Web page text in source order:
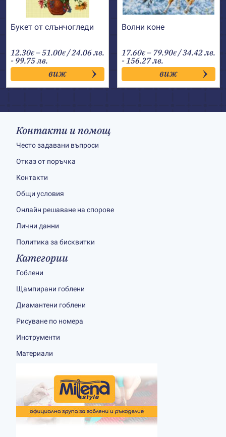
Букет от слънчогледи
12.30€ –51.00€Price
range:
12.30€
through
51.00€
/ 24.06 лв.
- 99.75 лв.
виж
Волни коне
17.60€ – 79.90€Price
range:
17.60€
through
79.90€
/ 34.42 лв.
- 156.27 лв.
виж
Контакти и помощ
Често задавани въпроси
Отказ от поръчка
Контакти
Общи условия
Онлайн решаване на спорове
Лични данни
Политика за бисквитки
Категории
Гоблени
Щампирани гоблени
Диамантени гоблени
Рисуване по номера
Инструменти
Материали